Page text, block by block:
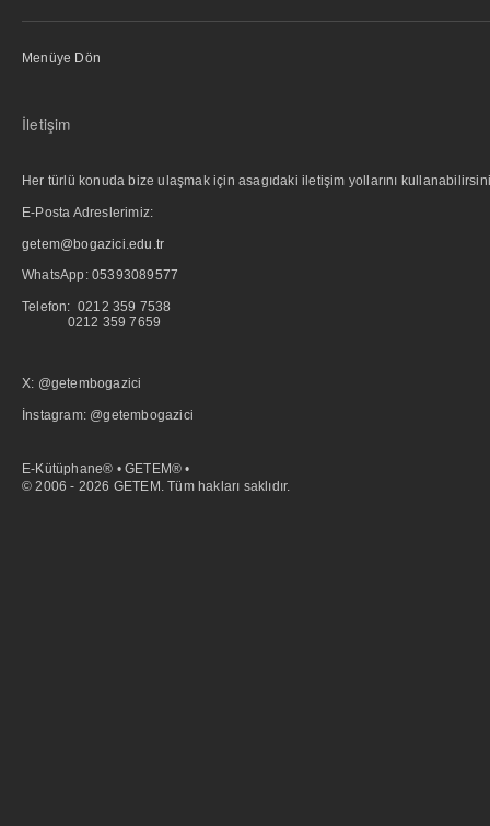
Menüye Dön
İletişim
Her türlü konuda bize ulaşmak için asagıdaki iletişim yollarını
E-Posta Adreslerimiz:
getem@bogazici.edu.tr
WhatsApp: 05393089577
Telefon: 0212 359 7538
0212 359 7659
X: @getembogazici
İnstagram: @getembogazici
E-Kütüphane® • GETEM® •
© 2006 - 2026 GETEM. Tüm hakları saklıdır.